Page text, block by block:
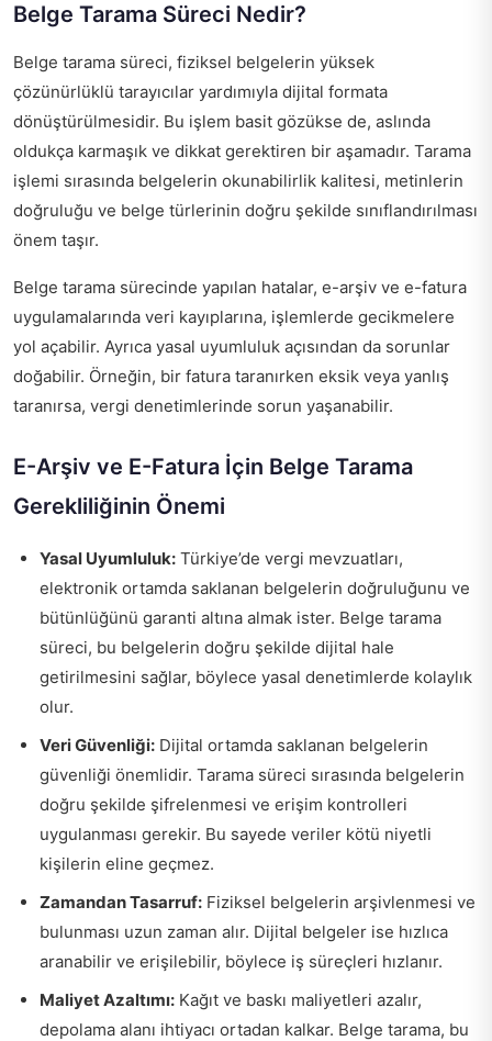
Belge Tarama Süreci Nedir?
Belge tarama süreci, fiziksel belgelerin yüksek
çözünürlüklü tarayıcılar yardımıyla dijital formata
dönüştürülmesidir. Bu işlem basit gözükse de, aslında
oldukça karmaşık ve dikkat gerektiren bir aşamadır. Tarama
işlemi sırasında belgelerin okunabilirlik kalitesi, metinlerin
doğruluğu ve belge türlerinin doğru şekilde sınıflandırılması
önem taşır.
Belge tarama sürecinde yapılan hatalar, e-arşiv ve e-fatura
uygulamalarında veri kayıplarına, işlemlerde gecikmelere
yol açabilir. Ayrıca yasal uyumluluk açısından da sorunlar
doğabilir. Örneğin, bir fatura taranırken eksik veya yanlış
taranırsa, vergi denetimlerinde sorun yaşanabilir.
E-Arşiv ve E-Fatura İçin Belge Tarama
Gerekliliğinin Önemi
Yasal Uyumluluk: Türkiye’de vergi mevzuatları,
elektronik ortamda saklanan belgelerin doğruluğunu ve
bütünlüğünü garanti altına almak ister. Belge tarama
süreci, bu belgelerin doğru şekilde dijital hale
getirilmesini sağlar, böylece yasal denetimlerde kolaylık
olur.
Veri Güvenliği: Dijital ortamda saklanan belgelerin
güvenliği önemlidir. Tarama süreci sırasında belgelerin
doğru şekilde şifrelenmesi ve erişim kontrolleri
uygulanması gerekir. Bu sayede veriler kötü niyetli
kişilerin eline geçmez.
Zamandan Tasarruf: Fiziksel belgelerin arşivlenmesi ve
bulunması uzun zaman alır. Dijital belgeler ise hızlıca
aranabilir ve erişilebilir, böylece iş süreçleri hızlanır.
Maliyet Azaltımı: Kağıt ve baskı maliyetleri azalır,
depolama alanı ihtiyacı ortadan kalkar. Belge tarama, bu